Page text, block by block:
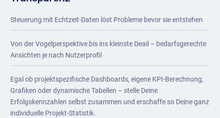
Steuerung mit Echtzeit-Daten löst Probleme bevor sie entstehen
Von der Vogelperspektive bis ins kleinste Deail – bedarfsgerechte
Ansichten je nach Nutzerprofil
Egal ob projektspezifische Dashboards, eigene KPI-Berechnung,
Grafiken oder dynamische Tabellen – stelle Deine
Erfolgskennzahlen selbst zusammen und erschaffe so Deine ganz
individuelle Projekt-Statistik.